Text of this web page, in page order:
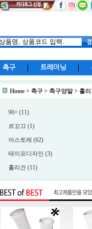
축구 트레이닝
Home > 축구 > 축구양말> 훌
90+ (11)
르꼬끄 (1)
아스토레 (62)
테이프디자인 (3)
훌리건 (11)